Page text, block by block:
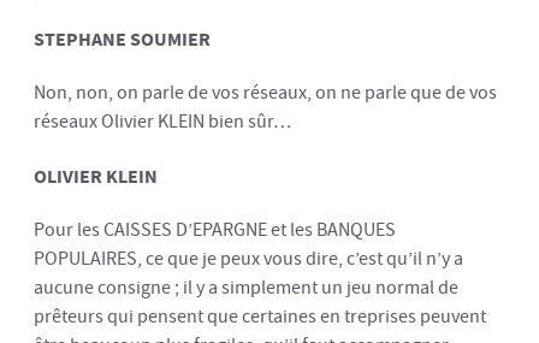
STEPHANE SOUMIER
Non, non, on parle de vos réseaux, on ne parle que de vos
réseaux Olivier KLEIN bien sûr…
OLIVIER KLEIN
Pour les CAISSES D’EPARGNE et les BANQUES
POPULAIRES, ce que je peux vous dire, c’est qu’il n’y a
aucune consigne ; il y a simplement un jeu normal de
prêteurs qui pensent que certaines en treprises peuvent